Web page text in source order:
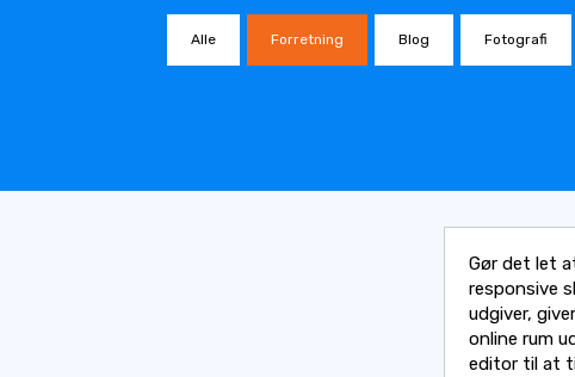
Alle Forretning Blog Fotografi
Gør det let
responsive
udgiver,
online rum
editor til at